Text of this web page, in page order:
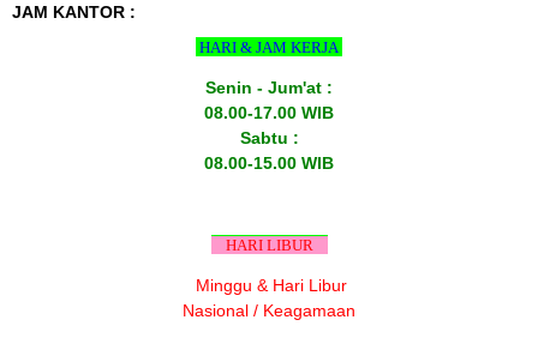
JAM KANTOR :
HARI & JAM KERJA
Senin - Jum'at :
08.00-17.00 WIB
Sabtu :
08.00-15.00 WIB
HARI LIBUR
Minggu & Hari Libur
Nasional / Keagamaan